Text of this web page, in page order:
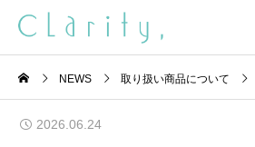
NEWS 取り扱い商品について
2026.06.24